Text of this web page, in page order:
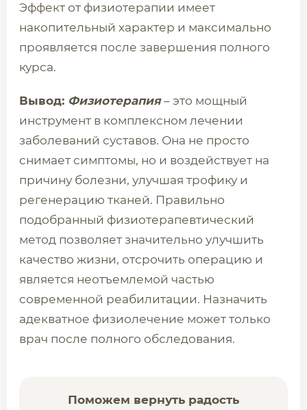
Эффект от физиотерапии имеет
накопительный характер и максимально
проявляется после завершения полного
курса.
Вывод: Физиотерапия– это мощный
инструмент в комплексном лечении
заболеваний суставов. Она не просто
снимает симптомы, но и воздействует на
причину болезни, улучшая трофику и
регенерацию тканей. Правильно
подобранный физиотерапевтический
метод позволяет значительно улучшить
качество жизни, отсрочить операцию и
является неотъемлемой частью
современной реабилитации. Назначить
адекватное физиолечение может только
врач после полного обследования.
Поможем вернуть радость